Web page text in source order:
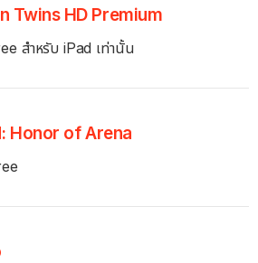
Twins HD Premium
สำหรับ iPad เท่านั้น
Honor of Arena